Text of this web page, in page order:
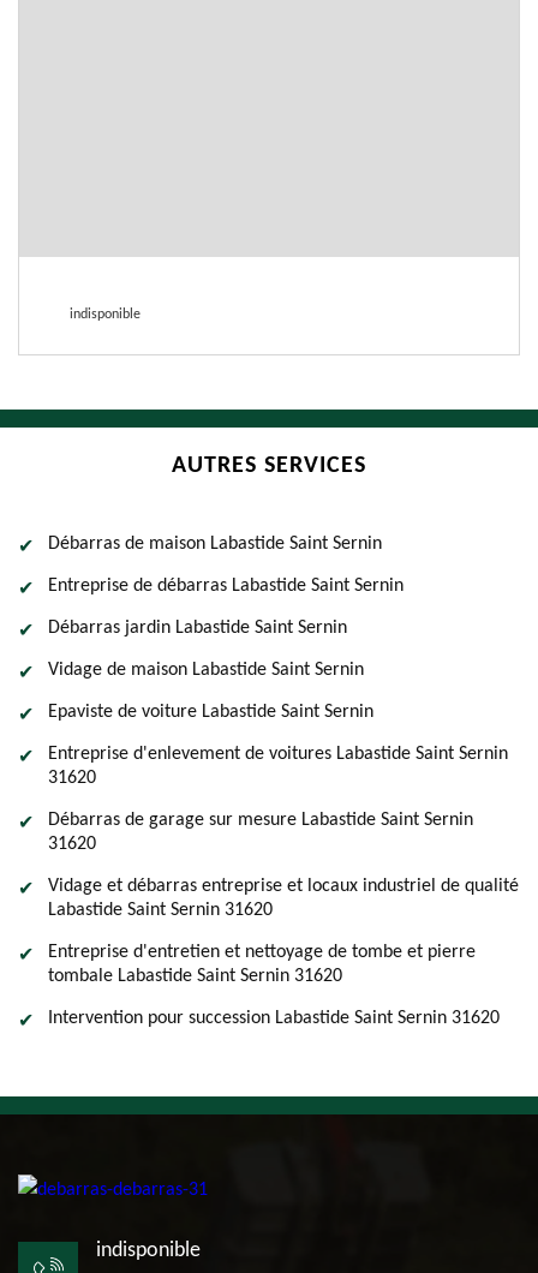
indisponible
AUTRES SERVICES
Débarras de maison Labastide Saint Sernin
Entreprise de débarras Labastide Saint Sernin
Débarras jardin Labastide Saint Sernin
Vidage de maison Labastide Saint Sernin
Epaviste de voiture Labastide Saint Sernin
Entreprise d'enlevement de voitures Labastide Saint Sernin
31620
Débarras de garage sur mesure Labastide Saint Sernin
31620
Vidage et débarras entreprise et locaux industriel de qualité
Labastide Saint Sernin 31620
Entreprise d'entretien et nettoyage de tombe et pierre
tombale Labastide Saint Sernin 31620
Intervention pour succession Labastide Saint Sernin 31620
indisponible